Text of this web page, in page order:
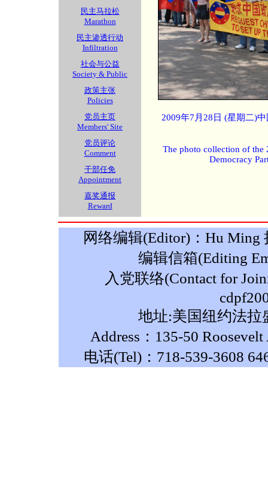
民主马拉松
Marathon
民主渗透行动
Infiltration
社会与公益
Society & Public
政策主张
Policies
党员主页
Members' Site
党员评论
Comment
干部任免
Appointment
嘉奖通报
Reward
2009年7月28日 (星期二)
The photo collection of the
Democracy
网络编辑(Editor)：Hu Ming
编辑信箱(Editing
入党联络(Contact for
地址:美国纽约法拉
Address：135-50
电话(Tel)：718-539-3608